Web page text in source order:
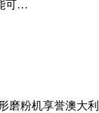
可…
磨粉机享誉澳大